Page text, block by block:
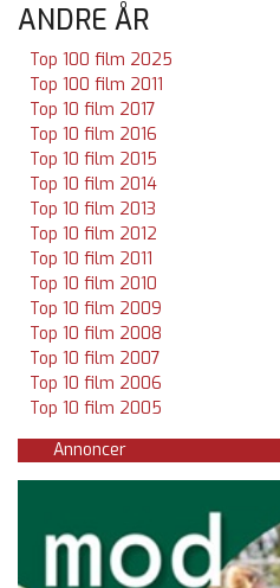
ANDRE ÅR
Top 100 film 2025
Top 100 film 2011
Top 10 film 2017
Top 10 film 2016
Top 10 film 2015
Top 10 film 2014
Top 10 film 2013
Top 10 film 2012
Top 10 film 2011
Top 10 film 2010
Top 10 film 2009
Top 10 film 2008
Top 10 film 2007
Top 10 film 2006
Top 10 film 2005
Annoncer